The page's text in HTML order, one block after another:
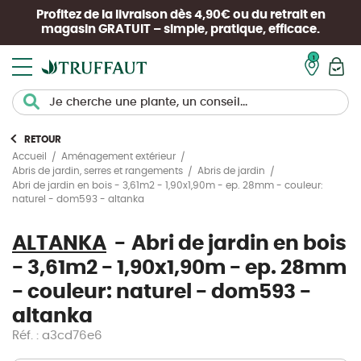
Profitez de la livraison dès 4,90€ ou du retrait en
magasin GRATUIT – simple, pratique, efficace.
RETOUR
Accueil
Aménagement extérieur
Abris de jardin, serres et rangements
Abris de jardin
Abri de jardin en bois - 3,61m2 - 1,90x1,90m - ep. 28mm - couleur:
naturel - dom593 - altanka
ALTANKA
Abri de jardin en bois
- 3,61m2 - 1,90x1,90m - ep. 28mm
- couleur: naturel - dom593 -
altanka
Réf. : a3cd76e6